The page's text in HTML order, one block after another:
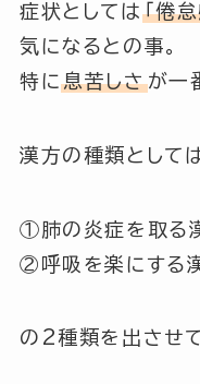
症状としては 「倦
気になるとの事。
特に息苦しさが一
漢方の種類としては
①肺の炎症を取る
②呼吸を楽にする
の2種類を出させて